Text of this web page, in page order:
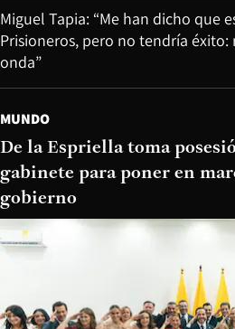
Miguel Tapia: “Me han dicho que
Prisioneros, pero no tendría
onda”
MUNDO
De la Espriella toma
gabinete para poner en
gobierno